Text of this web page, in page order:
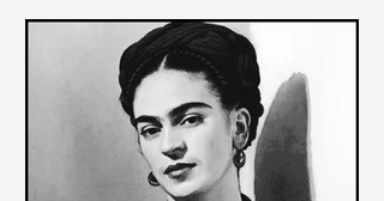
Le frasi più belle de "Il piccolo
principe" di Antoine de Saint-
Exupèry
Raccolta delle frasi più belle del
Piccolo Principe che trasmettono il
messaggio più significativo: le cose